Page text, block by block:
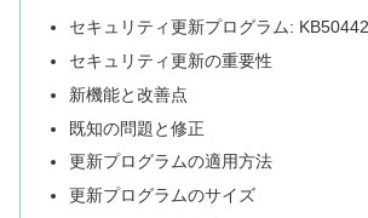
セキュリティ更新プログラム:
セキュリティ更新の重要性
新機能と改善点
既知の問題と修正
更新プログラムの適用方法
更新プログラムのサイズ